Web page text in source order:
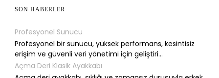
SON HABERLER
Profesyonel Sunucu
Profesyonel bir sunucu, yüksek performans, kesintisiz
erişim ve güvenli veri yönetimi için geliştiri...
Açma Deri Klasik Ayakkabı